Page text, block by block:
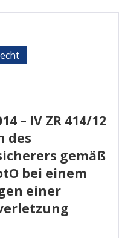
– IV ZR 414/12
des
gemäß
bei einem
einer